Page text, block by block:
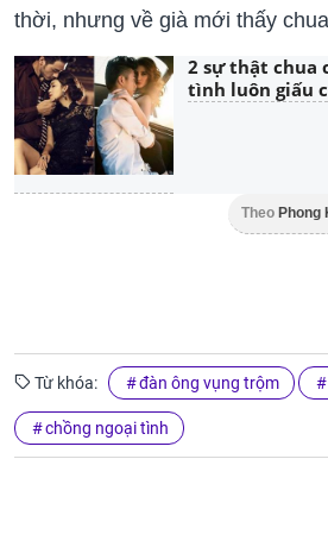
thời, nhưng về già mới thấy
2 sự thật chua
tình luôn giấu
Theo Phong
Từ khóa: đàn ông vụng trộm
chồng ngoại tình